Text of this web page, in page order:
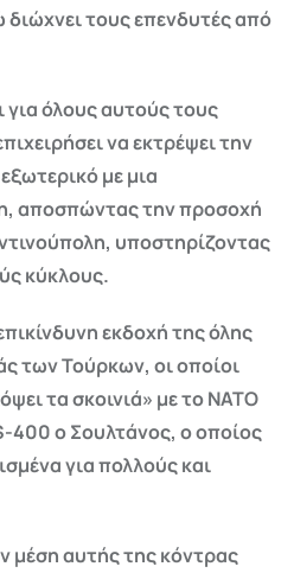
διώχνει τους επενδυτές από
για όλους αυτούς τους
να εκτρέψει την
με μια
αποσπώντας την προσοχή
υποστηρίζοντας
κύκλους.
εκδοχή της όλης
των Τούρκων, οι οποίοι
τα σκοινιά» με το ΝΑΤΟ
400 ο Σουλτάνος, ο οποίος
για πολλούς και
μέση αυτής της κόντρας